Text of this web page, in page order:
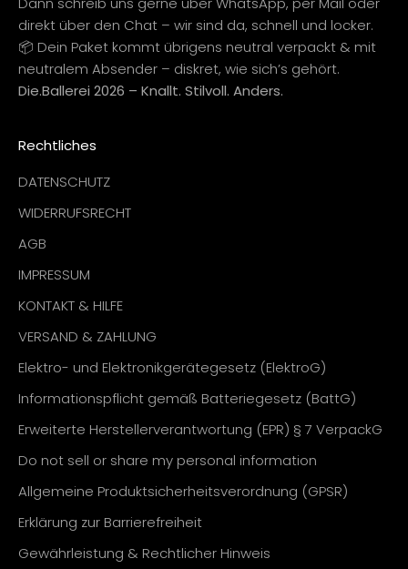
direkt über den Chat – wir sind da, schnell und locker.
📦 Dein Paket kommt übrigens neutral verpackt & mit
neutralem Absender – diskret, wie sich’s gehört.
Die.Ballerei 2026 – Knallt. Stilvoll. Anders.
Rechtliches
DATENSCHUTZ
WIDERRUFSRECHT
AGB
IMPRESSUM
KONTAKT & HILFE
VERSAND & ZAHLUNG
Elektro- und Elektronikgerätegesetz (ElektroG)
Informationspflicht gemäß Batteriegesetz (BattG)
Erweiterte Herstellerverantwortung (EPR) § 7 VerpackG
Do not sell or share my personal information
Allgemeine Produktsicherheitsverordnung (GPSR)
Erklärung zur Barrierefreiheit
Gewährleistung & Rechtlicher Hinweis